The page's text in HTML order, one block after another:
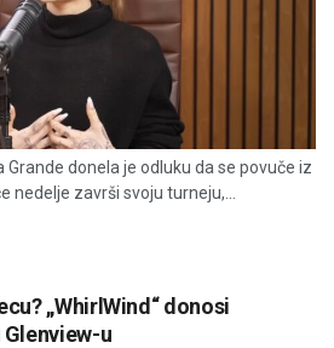
Grande donela je odluku da se povuče iz
nedelje završi svoju turneju,...
„WhirlWind“ donosi
u